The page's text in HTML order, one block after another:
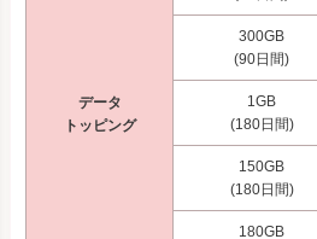
データ
トッピング
300GB
(90日間)
1GB
(180日間)
150GB
(180日間)
180GB